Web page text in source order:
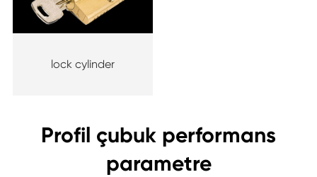
lock cylinder
Profil çubuk performans
parametre